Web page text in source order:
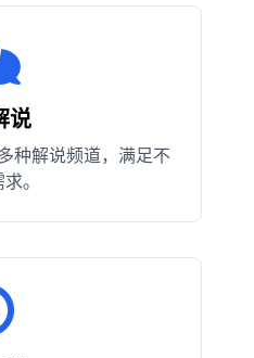
说
种解说频道，满足不
。